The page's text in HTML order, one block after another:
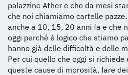
palazzine Ather e che da mesi
che noi chiamiamo cartelle
anche a 10, 15, 20 anni fa e che
oggi perché è logico che stiamo
hanno già delle difficoltà e delle
Per cui quello che oggi si richiede
queste cause di morosità, fare